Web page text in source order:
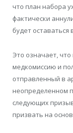
что план набора
фактически
будет оставаться
Это означает,
медкомиссию и
отправленный в
неопределенном
следующих
призвать на